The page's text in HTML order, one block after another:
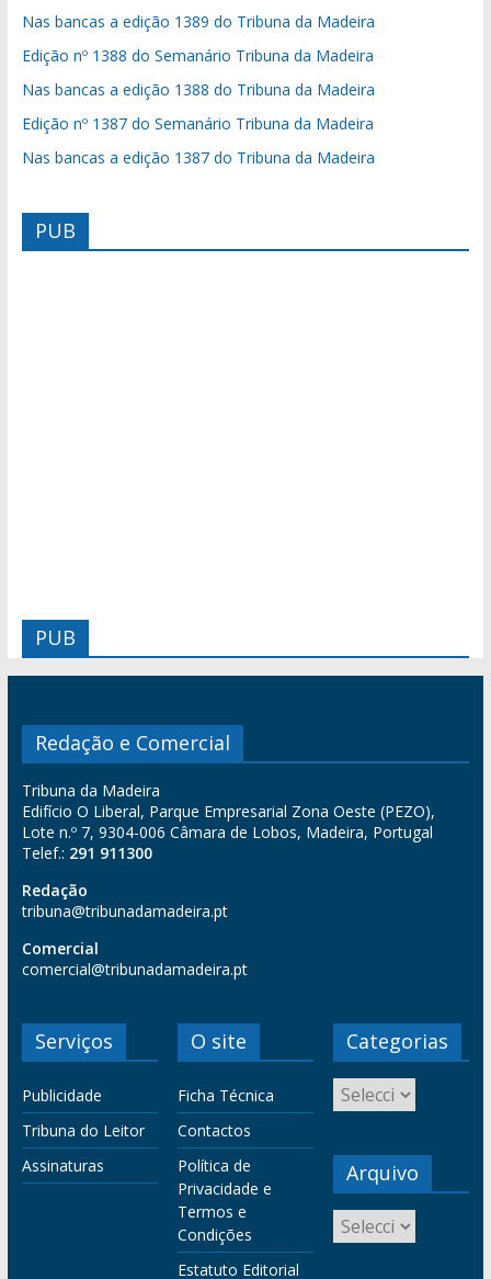
Nas bancas a edição 1389 do Tribuna da Madeira
Edição nº 1388 do Semanário Tribuna da Madeira
Nas bancas a edição 1388 do Tribuna da Madeira
Edição nº 1387 do Semanário Tribuna da Madeira
Nas bancas a edição 1387 do Tribuna da Madeira
PUB
PUB
Redação e Comercial
Tribuna da Madeira
Edifício O Liberal, Parque Empresarial Zona Oeste (PEZO),
Lote n.º 7, 9304-006 Câmara de Lobos, Madeira, Portugal
Telef.: 291 911300
Redação
tribuna@tribunadamadeira.pt
Comercial
comercial@tribunadamadeira.pt
Serviços
Publicidade
Tribuna do Leitor
Assinaturas
O site
Ficha Técnica
Contactos
Política de
Privacidade e
Termos e
Condições
Estatuto Editorial
Categorias
Arquivo